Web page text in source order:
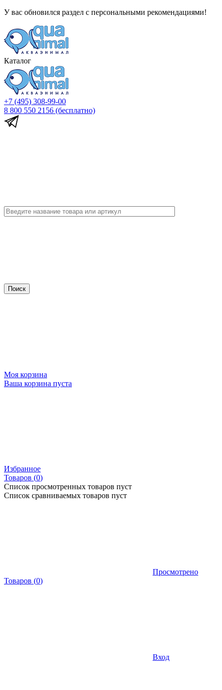
У вас обновился раздел с персональными рекомендациями!
Каталог
+7 (495) 308-99-00
8 800 550 2156 (бесплатно)
Моя корзина
Ваша корзина пуста
Избранное
Товаров (0)
Список просмотренных товаров пуст
Список сравниваемых товаров пуст
Просмотрено
Товаров (0)
Вход